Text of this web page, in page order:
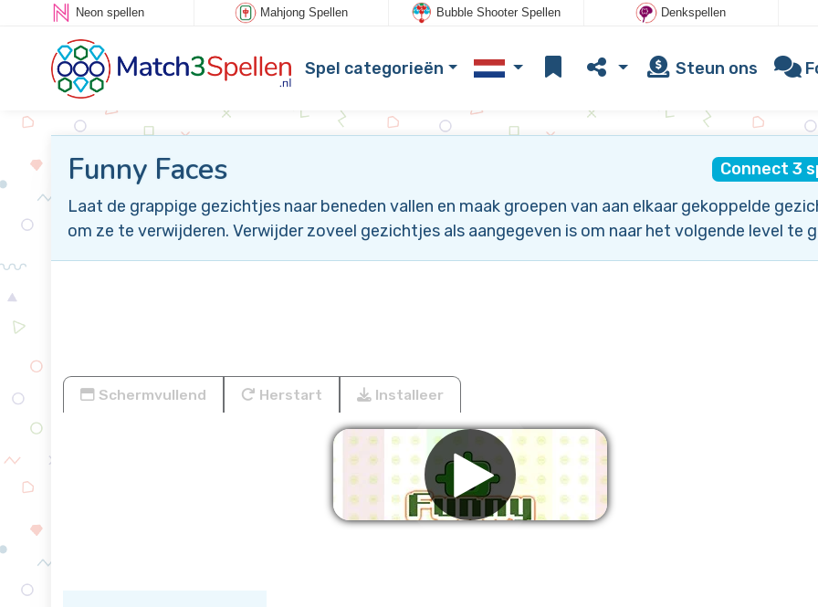
Neon spellen Mahjong Spellen Bubble Shooter Spellen Denkspellen
Spel categorieën Steun ons
Connect 3
Funny Faces
Laat de grappige gezichtjes naar beneden vallen en maak groepen van aan elkaar gekoppelde
om ze te verwijderen. Verwijder zoveel gezichtjes als aangegeven is om naar het volgende level te
Schermvullend Herstart Installeer